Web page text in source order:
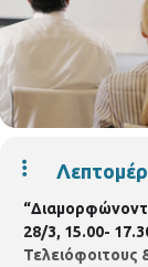
28/3, 15.00-
Τελειόφοιτους